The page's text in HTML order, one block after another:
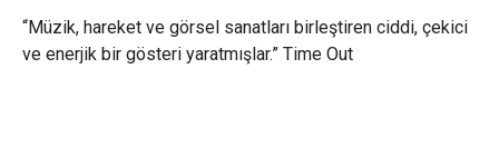
“Müzik, hareket ve görsel sanatları birleştiren ciddi, çekici
ve enerjik bir gösteri yaratmışlar.” Time Out